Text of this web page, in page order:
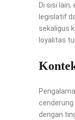
Di sisi
legislatif
sekaligus
loyalitas
dengan